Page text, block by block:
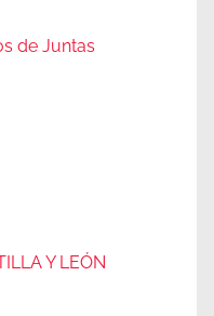
de Juntas
Y LEÓN